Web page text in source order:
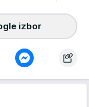
izbor